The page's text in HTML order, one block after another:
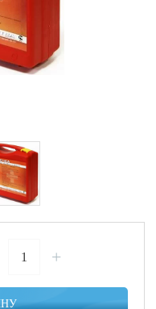
+